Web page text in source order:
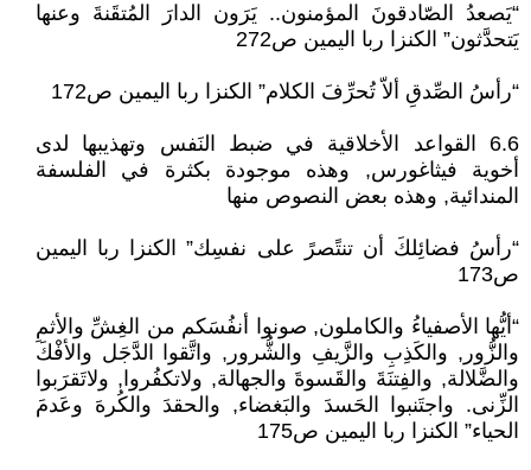
“يَصعدُ الصّادقونَ المؤمنون.. يَرَون الدارَ المُتقَنةَ وعنها
يَتحدَّثون” الكنزا ربا اليمين ص272
“رأسُ الصِّدقِ ألاّ تُحرِّفَ الكلام” الكنزا ربا اليمين ص172
6.6 القواعد الأخلاقية في ضبط النَفس وتهذيبها لدى
أخوية فيثاغورس, وهذه موجودة بكثرة في الفلسفة
المندائية, وهذه بعض النصوص منها
“رأسُ فضائِلكَ أن تنتًصرً على نفسِك” الكنزا ربا اليمين
ص173
“أيُّها الأصفياءُ والكاملون, صونوا أنفُسَكم من الغِشِّ والأثمِ
والزُّور, والكَذِبِ والزَّيفِ والشُّرور, واتَّقوا الدَّجَل والأفْكَ
والضَّلالة, والفِتنَةَ والقَسوةَ والجهالة, ولاتكفُروا, ولاتَقرَبوا
الزِّنى. واجتَنبوا الحَسدَ والبَغضاء, والحقدَ والكُرهَ وعَدمَ
الحياء” الكنزا ربا اليمين ص175